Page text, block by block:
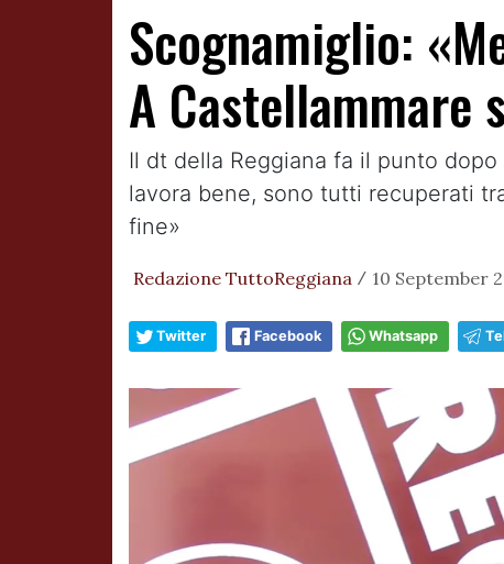
Scognamiglio:
A Castellammare
Il dt della Reggiana fa il punto
lavora bene, sono tutti recuperati
fine»
Redazione TuttoReggiana / 10 September
Twitter Facebook Whatsapp